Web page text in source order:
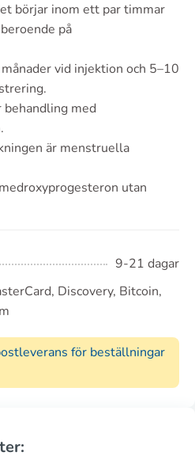
börjar inom ett par timmar
på
vid injektion och 5–10
med
är menstruella
utan
9-21 dagar
Discovery, Bitcoin,
för beställningar